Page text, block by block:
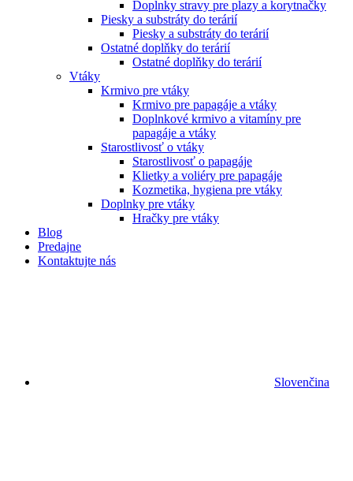
Doplnky stravy pre plazy a korytnačky
Piesky a substráty do terárií
Piesky a substráty do terárií
Ostatné doplňky do terárií
Ostatné doplňky do terárií
Vtáky
Krmivo pre vtáky
Krmivo pre papagáje a vtáky
Doplnkové krmivo a vitamíny pre
papagáje a vtáky
Starostlivosť o vtáky
Starostlivosť o papagáje
Klietky a voliéry pre papagáje
Kozmetika, hygiena pre vtáky
Doplnky pre vtáky
Hračky pre vtáky
Blog
Predajne
Kontaktujte nás
Slovenčina